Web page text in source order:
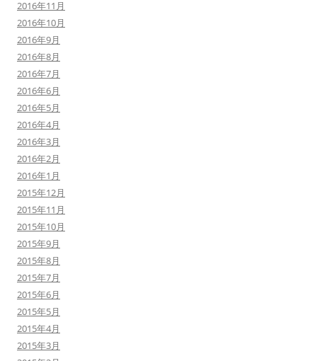
2016年11月
2016年10月
2016年9月
2016年8月
2016年7月
2016年6月
2016年5月
2016年4月
2016年3月
2016年2月
2016年1月
2015年12月
2015年11月
2015年10月
2015年9月
2015年8月
2015年7月
2015年6月
2015年5月
2015年4月
2015年3月